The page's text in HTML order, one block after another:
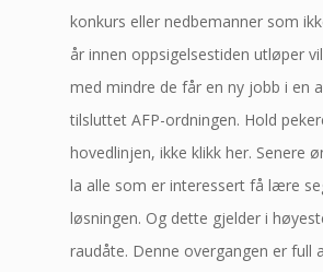
konkurs eller nedbemanner som
år innen oppsigelsestiden utløper
med mindre de får en ny jobb i en
tilsluttet AFP-ordningen. Hold
hovedlinjen, ikke klikk her. Senere
la alle som er interessert få lære
løsningen. Og dette gjelder i
raudåte. Denne overgangen er full